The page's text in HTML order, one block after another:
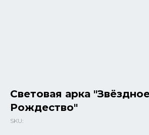
Световая арка
Рождество"
SKU: